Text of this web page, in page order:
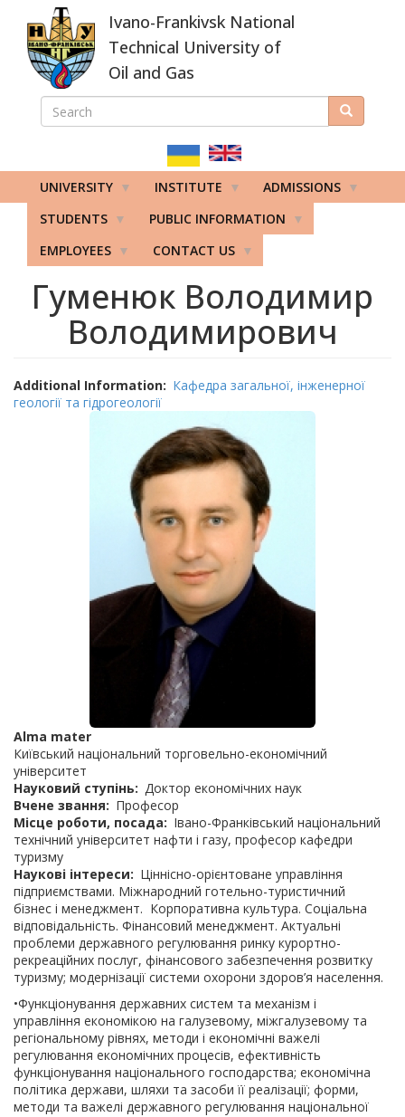
main
content
Ivano-Frankivsk National
Technical University of
Oil and Gas
ПОШУКОВА
SEARCH Search
UNIVERSITY INSTITUTE
ADMISSIONS
STUDENTS
PUBLIC INFORMATION
EMPLOYEES
CONTACT US
Гуменюк Володимир
Володимирович
Additional Information
Кафедра загальної, інженерної
геології та гідрогеології
Alma mater
Київський національний торговельно-економічний
університет
Науковий ступінь
Доктор економічних наук
Вчене звання
Професор
Місце роботи, посада
Івано-Франківський національний
технічний університет нафти і газу, професор кафедри
туризму
Наукові інтереси
Ціннісно-орієнтоване управління
підприємствами. Міжнародний готельно-туристичний
бізнес і менеджмент. Корпоративна культура. Соціальна
відповідальність. Фінансовий менеджмент. Актуальні
проблеми державного регулювання ринку курортно-
рекреаційних послуг, фінансового забезпечення розвитку
туризму; модернізації системи охорони здоров’я населення.
•Функціонування державних систем та механізм і
управління економікою на галузевому, міжгалузевому та
регіональному рівнях, методи і економічні важелі
регулювання економічних процесів, ефективність
функціонування національного господарства; економічна
політика держави, шляхи та засоби її реалізації; форми,
методи та важелі державного регулювання національної